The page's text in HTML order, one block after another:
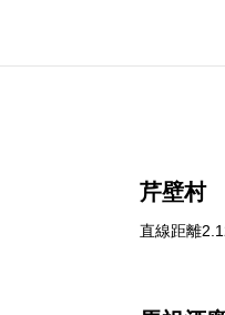
芹壁村
直線距離